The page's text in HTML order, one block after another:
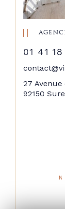
01 41
27
92150